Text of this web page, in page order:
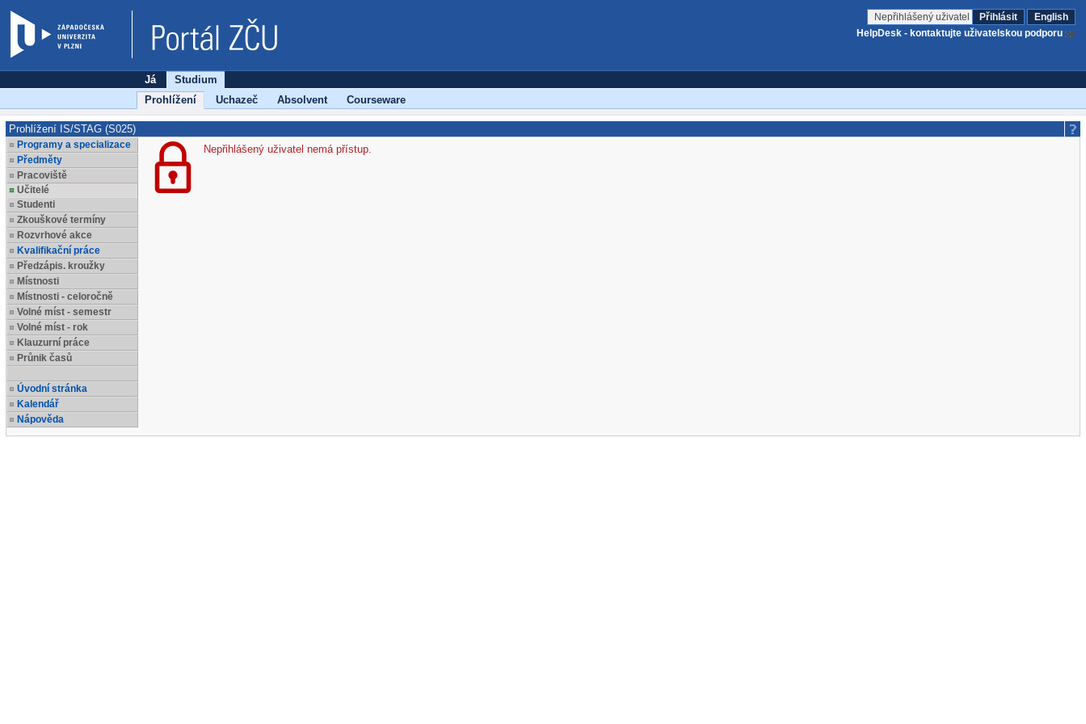
Nepřihlášený uživatel Přihlásit
English
HelpDesk - kontaktujte uživatelskou podporu
Já
Studium
Prohlížení
Uchazeč Absolvent Courseware
Prohlížení IS/STAG (S025)
Programy a specializace
Předměty
Pracoviště
Učitelé
Studenti
Zkouškové termíny
Rozvrhové akce
Kvalifikační práce
Předzápis. kroužky
Místnosti
Místnosti - celoročně
Volné míst - semestr
Volné míst - rok
Klauzurní práce
Průnik časů
Úvodní stránka
Kalendář
Nápověda
Nepřihlášený uživatel nemá přístup.